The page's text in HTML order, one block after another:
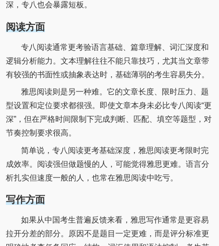
深，专八也会暴露短板。
阅读方面
专八阅读通常更考验语言基础、篇章理解、词汇深度和
逻辑分析能力。文本理解往往不能只靠技巧，尤其当文章带
有较强的书面性或抽象表达时，基础薄弱的考生容易失分。
雅思阅读则是另一种难。它的文章长度、限时压力、题
型设置和定位要求都很强。即使文章本身未必比专八阅读“更
深”，但在严格时间限制下完成判断、匹配、填空等题型，对
节奏控制要求很高。
简单说，专八阅读更考基础深度，雅思阅读更考限时完
成效率。阅读强但做题慢的人，可能觉得雅思更难。语言分
析扎实但速度一般的人，也常在雅思阅读中吃亏。
写作方面
如果从中国考生普遍反馈来看，雅思写作通常是更容易
拉开分差的部分。原因不是题目一定更难，而是评分标准更